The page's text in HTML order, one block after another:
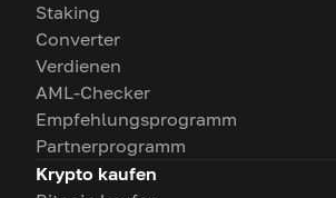
Staking
Converter
Verdienen
AML-Checker
Empfehlungsprogramm
Partnerprogramm
Krypto kaufen